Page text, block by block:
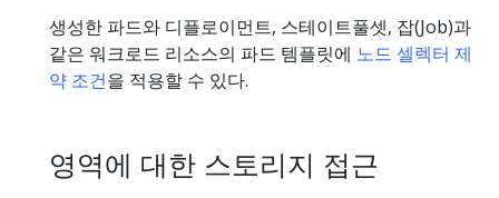
생성한 파드와 디플로이먼트, 스테이트풀셋, 잡(Job)과
같은 워크로드 리소스의 파드 템플릿에 노드 셀렉터 제
약 조건을 적용할 수 있다.
영역에 대한 스토리지 접근